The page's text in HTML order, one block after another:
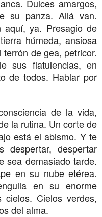
Dulces amargos,
su panza. Allá van.
aquí, ya. Presagio de
húmeda, ansiosa
de gea, petricor.
sus flatulencias, en
de todos. Hablar por
de la vida,
la rutina. Un corte de
está el abismo. Y te
despertar, despertar
sea demasiado tarde.
en su nube etérea.
en su enorme
Cielos verdes,
del alma.